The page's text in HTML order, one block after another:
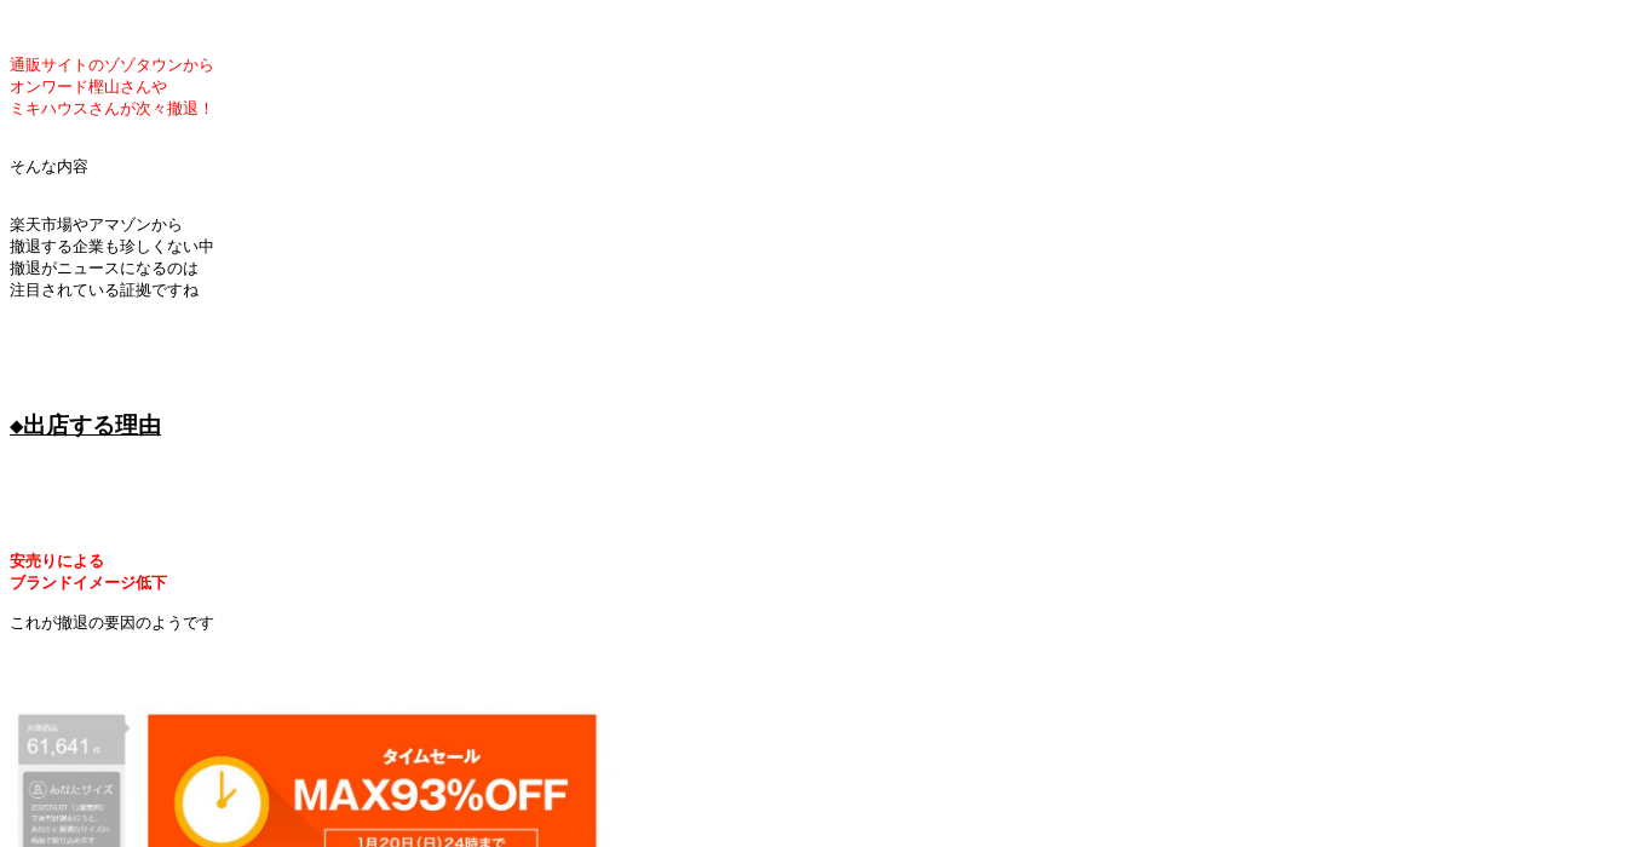
通販サイトのゾゾタウンから
オンワード樫山さんや
ミキハウスさんが次々撤退！
そんな内容
楽天市場やアマゾンから
撤退する企業も珍しくない中
撤退がニュースになるのは
注目されている証拠ですね
◆出店する理由
安売りによる
ブランドイメージ低下
これが撤退の要因のようです